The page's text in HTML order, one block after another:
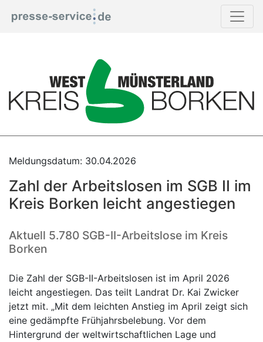
Meldungsdatum: 30.04.2026
Zahl der Arbeitslosen im SGB II im
Kreis Borken leicht angestiegen
Aktuell 5.780 SGB-II-Arbeitslose im Kreis
Borken
Die Zahl der SGB-II-Arbeitslosen ist im April 2026
leicht angestiegen. Das teilt Landrat Dr. Kai Zwicker
jetzt mit. „Mit dem leichten Anstieg im April zeigt sich
eine gedämpfte Frühjahrsbelebung. Vor dem
Hintergrund der weltwirtschaftlichen Lage und